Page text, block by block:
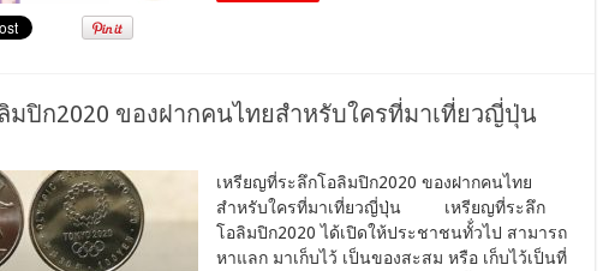
มปิก2020 ของฝากคนไทยสำหรับใครที่มาเที่ยวญี่ปุ่น
เหรียญที่ระลึกโอลิมปิก2020 ของฝากคนไทย
สำหรับใครที่มาเที่ยวญี่ปุ่น เหรียญที่ระลึก
โอลิมปิก2020 ได้เปิดให้ประชาชนทั้่วไป สามารถ
หาแลก มาเก็บไว้ เป็นของสะสม หรือ เก็บไว้เป็นที่